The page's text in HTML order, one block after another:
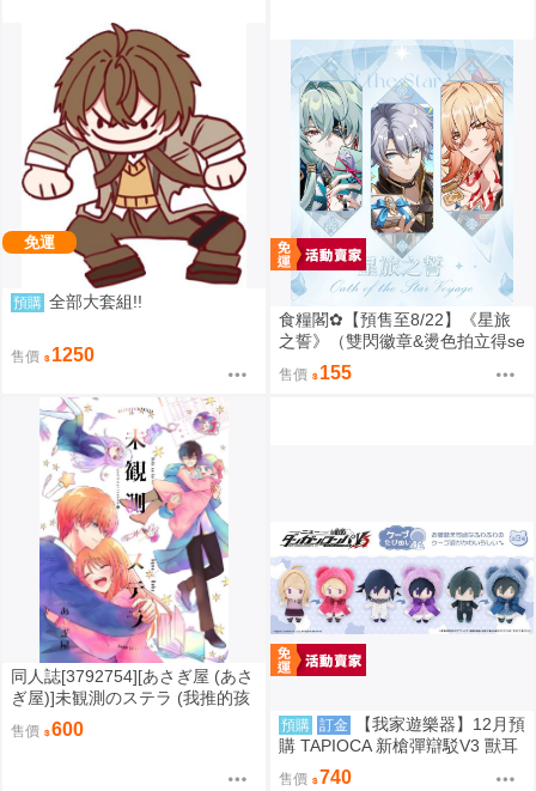
免運
預購 全部大套組!!
售價 1250
食糧閣✿【預售至8/22】《星旅
之誓》（雙閃徽章&燙色拍立得se
t、壓克力色紙、乾花麻將、菱形
雙片吊飾）星穹鐵道／白厄／同
售價 155
同人誌[3792754][あさぎ屋 (あさ
ぎ屋)]未観測のステラ (我推的孩
子)
售價 600 預購 訂金
【我家遊樂器】12月預
購 TAPIOCA 新槍彈辯駁V3 獸耳
斗篷布偶 3款可選
售價 740